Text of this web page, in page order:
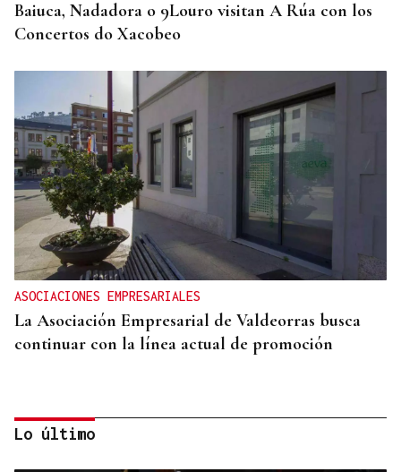
Baiuca, Nadadora o 9Louro visitan A Rúa con los
Concertos do Xacobeo
ASOCIACIONES EMPRESARIALES
La Asociación Empresarial de Valdeorras busca
continuar con la línea actual de promoción
Lo último